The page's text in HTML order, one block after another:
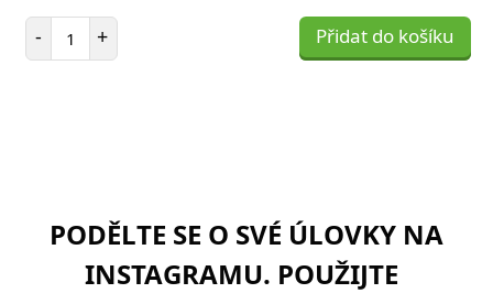
- Počet položek
+ Přidat do košíku
PODĚLTE SE O SVÉ ÚLOVKY NA
INSTAGRAMU. POUŽIJTE